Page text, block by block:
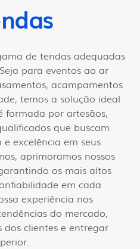
de tendas adequadas
para eventos ao ar
acampamentos
temos a solução ideal
formada por artesãos,
que buscam
excelência em seus
aprimoramos nossos
os mais altos
em cada
experiência nos
do mercado,
dos clientes e entregar